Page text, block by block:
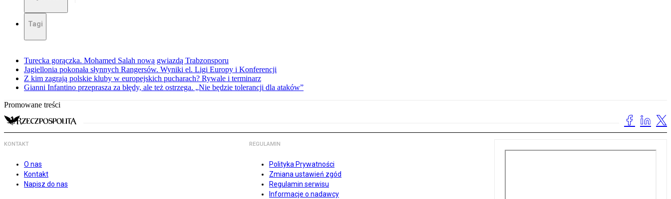
Tagi
Turecka gorączka. Mohamed Salah nową gwiazdą Trabzonsporu
Jagiellonia pokonała słynnych Rangersów. Wyniki el. Ligi Europy i Konferencji
Z kim zagrają polskie kluby w europejskich pucharach? Rywale i terminarz
Gianni Infantino przeprasza za błędy, ale też ostrzega. „Nie będzie tolerancji dla ataków”
Promowane treści
KONTAKT
O nas
Kontakt
Napisz do nas
REGULAMIN
Polityka Prywatności
Zmiana ustawień zgód
Regulamin serwisu
Informacje o nadawcy